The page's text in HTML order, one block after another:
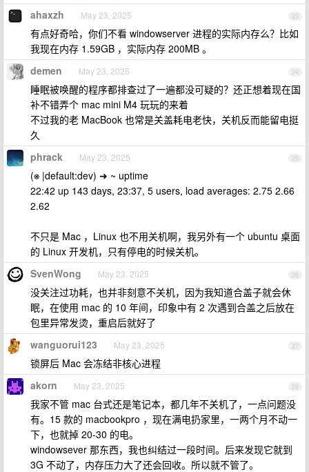
23
ahaxzh May 23, 2025
有点好奇哈，你们不看 windowserver 进程的实际内存么？比如
我现在内存 1.59GB ，实际内存 200MB 。
24
demen May 23, 2025
睡眠被唤醒的程序都排查过了一遍都没可疑的？还正想着现在国
补不错弄个 mac mini M4 玩玩的来着
不过我的老 MacBook 也常是关盖耗电老快，关机反而能留电挺
久
25
phrack May 23, 2025
(⎈ |default:dev) ➜ ~ uptime
22:42 up 143 days, 23:37, 5 users, load averages: 2.75 2.66
2.62
不只是 Mac ，Linux 也不用关机啊，我另外有一个 ubuntu 桌面
的 Linux 开发机，只有停电的时候关机。
26
SvenWong May 23, 2025
没关注过功耗，也并非刻意不关机，因为我知道合盖子就会休
眠，在使用 mac 的 10 年间，印象中有 2 次遇到合盖之后放在
包里异常发烫，重启后就好了
27
wanguorui123 May 23, 2025
锁屏后 Mac 会冻结非核心进程
28
akorn May 23, 2025
我家不管 mac 台式还是笔记本，都几年不关机了，一点问题没
有。15 款的 macbookpro ，现在满电扔家里，一两个月不动一
下，也就掉 20-30 的电。
windowsever 那东西，我也纠结过一段时间。后来发现它就到
3G 不动了，内存压力大了还会回收。所以就不管了。